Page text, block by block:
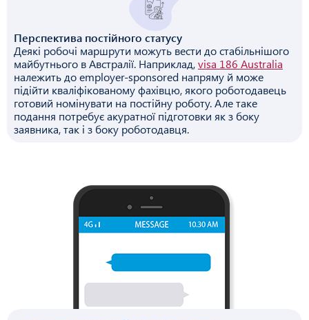
Перспектива постійного статусу
Деякі робочі маршрути можуть вести до стабільнішого
майбутнього в Австралії. Наприклад,visa 186 Australia
належить до employer-sponsored напряму й може
підійти кваліфікованому фахівцю, якого роботодавець
готовий номінувати на постійну роботу. Але таке
подання потребує акуратної підготовки як з боку
заявника, так і з боку роботодавця.